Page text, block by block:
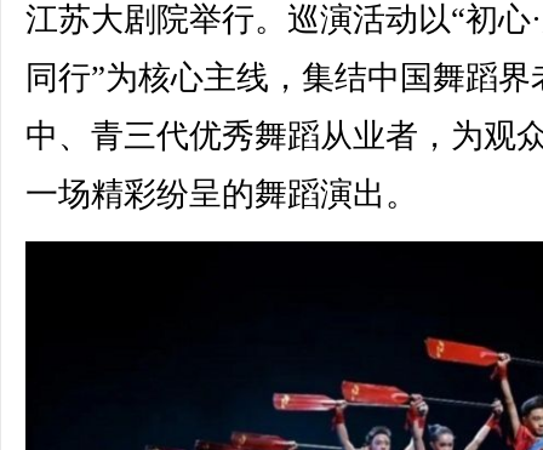
江苏大剧院举行。巡演活动以“初心
同行”为核心主线，集结中国舞蹈界
中、青三代优秀舞蹈从业者，为观
一场精彩纷呈的舞蹈演出。